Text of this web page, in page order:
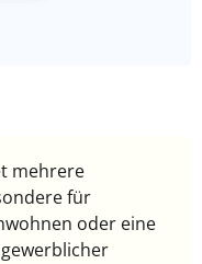
mehrere
für
oder eine